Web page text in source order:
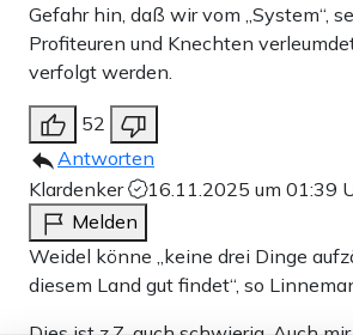
Gefahr hin, daß wir vom „System“,
Profiteuren und Knechten
verfolgt werden.
52
Antworten
Klardenker
16.11.2025 um 01:39
Melden
Weidel könne „keine drei Dinge
diesem Land gut findet“, so